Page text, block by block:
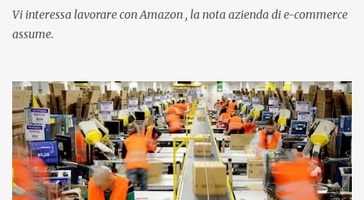
Vi interessa lavorare con Amazon , la nota azienda di e-commerce
assume.